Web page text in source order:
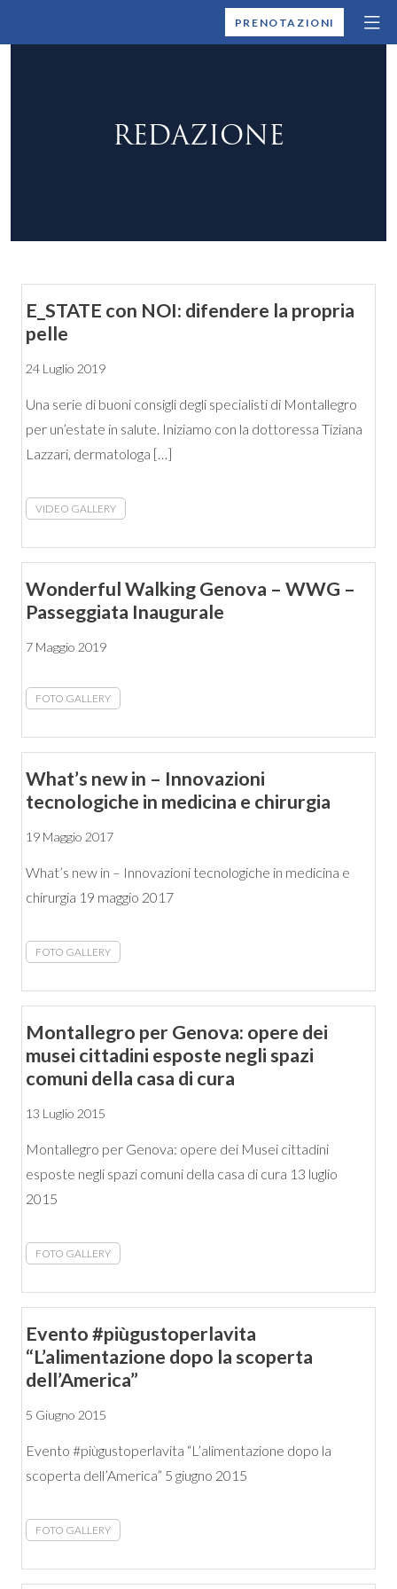
MONTALLEGROPRENOTAZIONI
REDAZIONE
E_STATE con NOI: difendere la propria
pelle
24 Luglio 2019
Una serie di buoni consigli degli specialisti di Montallegro
per un’estate in salute. Iniziamo con la dottoressa Tiziana
Lazzari, dermatologa […]
VIDEO GALLERY
Wonderful Walking Genova – WWG –
Passeggiata Inaugurale
7 Maggio 2019
FOTO GALLERY
What’s new in – Innovazioni
tecnologiche in medicina e chirurgia
19 Maggio 2017
What’s new in – Innovazioni tecnologiche in medicina e
chirurgia 19 maggio 2017
FOTO GALLERY
Montallegro per Genova: opere dei
musei cittadini esposte negli spazi
comuni della casa di cura
13 Luglio 2015
Montallegro per Genova: opere dei Musei cittadini
esposte negli spazi comuni della casa di cura 13 luglio
2015
FOTO GALLERY
Evento #piùgustoperlavita
“L’alimentazione dopo la scoperta
dell’America”
5 Giugno 2015
Evento #piùgustoperlavita “L’alimentazione dopo la
scoperta dell’America” 5 giugno 2015
FOTO GALLERY